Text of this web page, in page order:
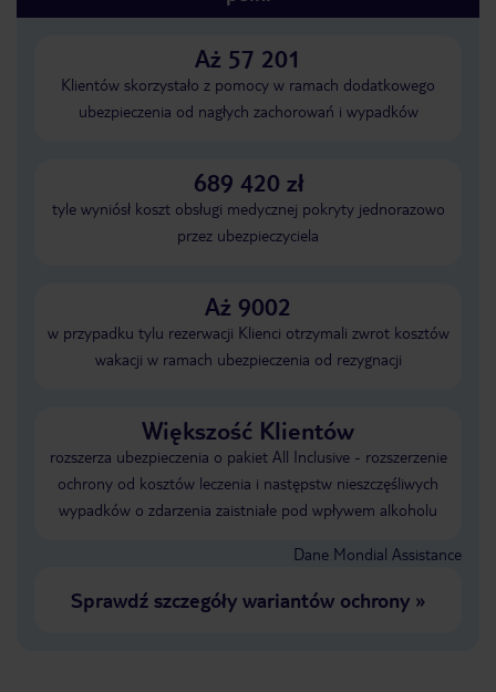
Aż 57 201
Klientów skorzystało z pomocy w ramach dodatkowego
ubezpieczenia od nagłych zachorowań i wypadków
689 420 zł
tyle wyniósł koszt obsługi medycznej pokryty jednorazowo
przez ubezpieczyciela
Aż 9002
w przypadku tylu rezerwacji Klienci otrzymali zwrot kosztów
wakacji w ramach ubezpieczenia od rezygnacji
Większość Klientów
rozszerza ubezpieczenia o pakiet All Inclusive - rozszerzenie
ochrony od kosztów leczenia i następstw nieszczęśliwych
wypadków o zdarzenia zaistniałe pod wpływem alkoholu
Dane Mondial Assistance
Sprawdź szczegóły wariantów ochrony»